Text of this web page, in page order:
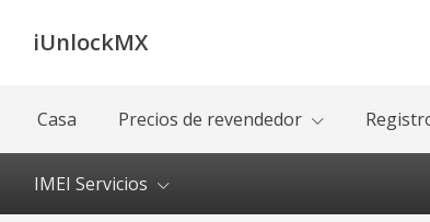
iUnlockMX
Casa Precios de revendedor
IMEI Servicios